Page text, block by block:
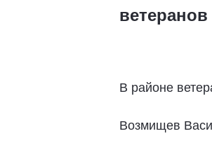
В районе
Возмищев